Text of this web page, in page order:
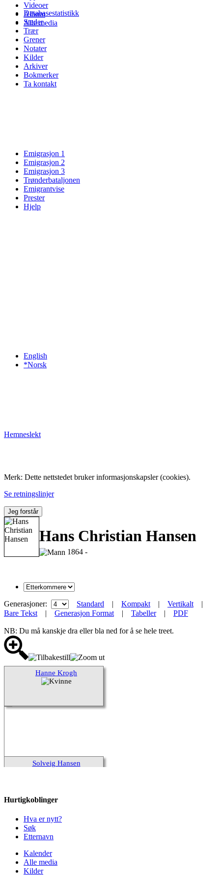
Videoer
Album
Alle media
Databasestatistikk
Steder
Trær
Grener
Notater
Kilder
Arkiver
Bokmerker
Ta kontakt
Emigrasjon 1
Emigrasjon 2
Emigrasjon 3
Trønderbataljonen
Emigrantvise
Prester
Hjelp
English
*Norsk
Hemneslekt
Merk: Dette nettstedet bruker informasjonskapsler (cookies).
Se retningslinjer
Jeg forstår
Hans Christian Hansen
1864 -
Generasjoner: Standard | Kompakt| Vertikalt|
Bare Tekst| Generasjon Format| Tabeller| PDF
NB: Du må kanskje dra eller bla ned for å se hele treet.
Hanne Krogh
Solveig Hansen
Frank Milton Krogh
1924-2001
Hurtigkoblinger
Hva er nytt?
Søk
Etternavn
Kalender
Alle media
Kilder